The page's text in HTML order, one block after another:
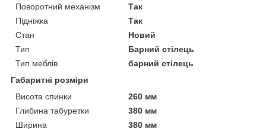
Поворотний механізм
Так
Підніжка
Так
Стан
Новий
Тип
Барний стілець
Тип меблів
барний стілець
Габаритні розміри
Висота спинки
260 мм
Глибина табуретки
380 мм
Ширина
380 мм